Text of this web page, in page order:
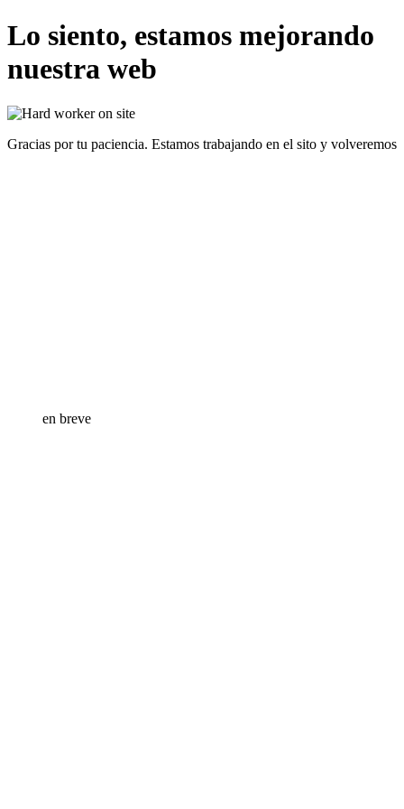
Lo siento, estamos mejorando
nuestra web
Gracias por tu paciencia. Estamos trabajando en el sito y volveremos
en breve